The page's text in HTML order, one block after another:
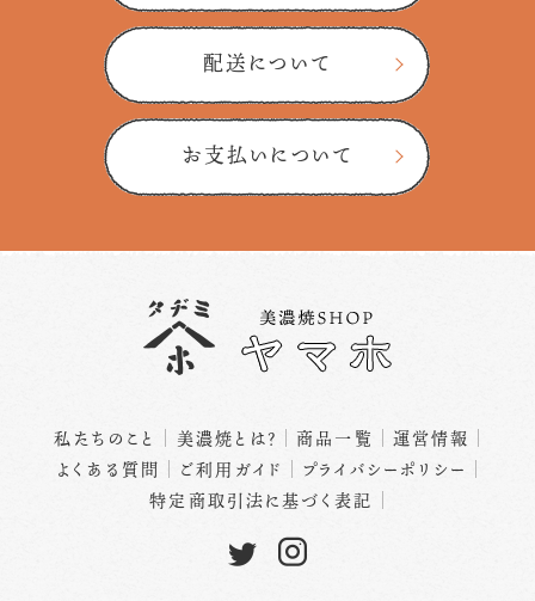
配送について
お支払いについて
私たちのこと 美濃焼とは？ 商品一覧
運営情報
よくある質問
ご利用ガイド
プライバシーポリシー
特定商取引法に基づく表記